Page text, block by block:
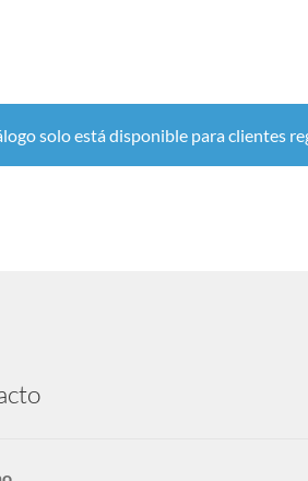
solo está disponible para clientes